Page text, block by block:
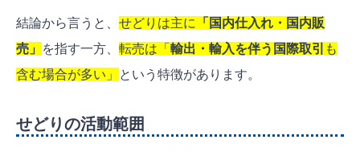
結論から言うと、 せどりは主に 「 国内仕入れ・国内販
売 」 を指す一方、 転売は「 輸出・輸入を伴う国際取引 も
含む場合が多い 」 という特徴があります。
せどりの活動範囲